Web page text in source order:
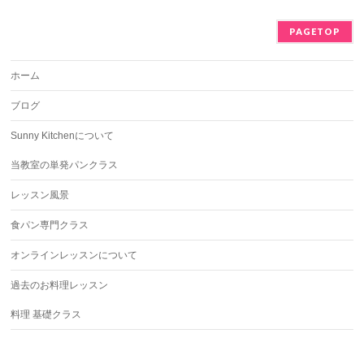
PAGETOP
ホーム
ブログ
Sunny Kitchenについて
当教室の単発パンクラス
レッスン風景
食パン専門クラス
オンラインレッスンについて
過去のお料理レッスン
料理 基礎クラス